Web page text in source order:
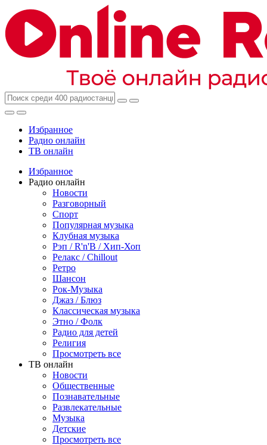
Избранное
Радио онлайн
ТВ онлайн
Избранное
Радио онлайн
Новости
Разговорный
Спорт
Популярная музыка
Клубная музыка
Рэп / R'n'B / Хип-Хоп
Релакс / Chillout
Ретро
Шансон
Рок-Музыка
Джаз / Блюз
Классическая музыка
Этно / Фолк
Радио для детей
Религия
Просмотреть все
ТВ онлайн
Новости
Общественные
Познавательные
Развлекательные
Музыка
Детские
Просмотреть все